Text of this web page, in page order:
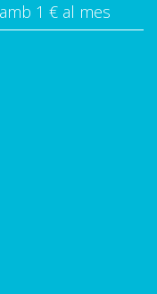
1 € al mes